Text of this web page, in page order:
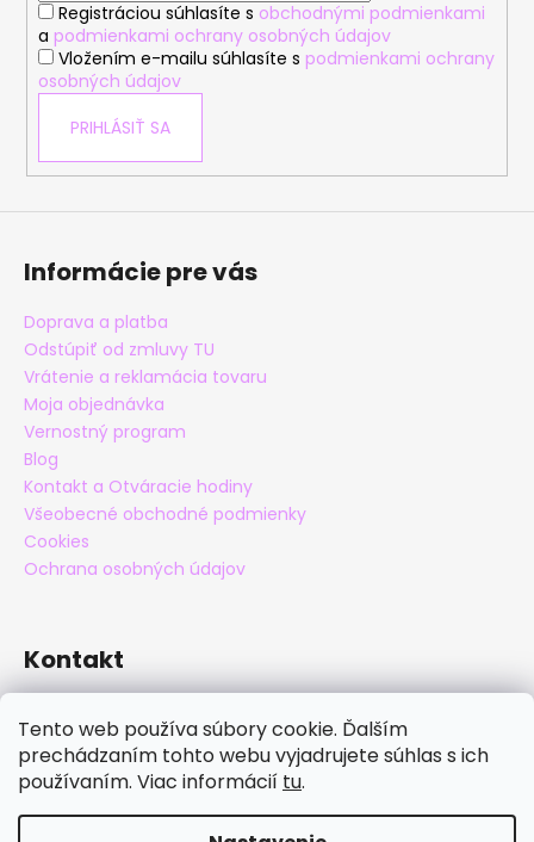
Tento web používa súbory cookie. Ďalším
prechádzaním tohto webu vyjadrujete súhlas s ich
používaním. Viac informácií tu.
Registráciou súhlasíte s obchodnými podmienkami
a podmienkami ochrany osobných údajov
Vložením e-mailu súhlasíte s podmienkami ochrany
osobných údajov
PRIHLÁSIŤ SA
Informácie pre vás
Doprava a platba
Odstúpiť od zmluvy TU
Vrátenie a reklamácia tovaru
Moja objednávka
Vernostný program
Blog
Kontakt a Otváracie hodiny
Všeobecné obchodné podmienky
Cookies
Ochrana osobných údajov
Kontakt
+421 905 838 706
maxatko
maxatko_barefoot